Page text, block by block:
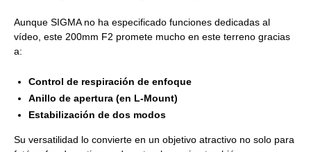
Aunque SIGMA no ha especificado funciones dedicadas al
vídeo, este 200mm F2 promete mucho en este terreno gracias
a:
Control de respiración de enfoque
Anillo de apertura (en L-Mount)
Estabilización de dos modos
Su versatilidad lo convierte en un objetivo atractivo no solo para